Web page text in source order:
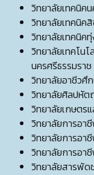
วิทยาลัยเทคนิค
วิทยาลัยเทคนิค
วิทยาลัยเทคนิค
วิทยาลัยเทคโน
นครศรีธรรมราช
วิทยาลัยอาชีวศึ
วิทยาลัยศิลปหัต
วิทยาลัยเกษตร
วิทยาลัยการอา
วิทยาลัยการอา
วิทยาลัยการอา
วิทยาลัยสารพัด